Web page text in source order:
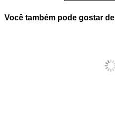
Você também pode gostar de